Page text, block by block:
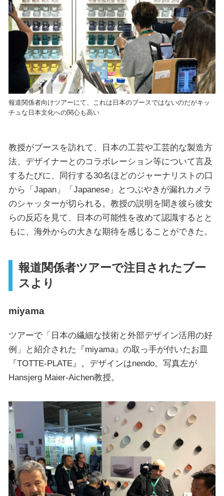
報道関係者向けツアーにて、これは日本のブースではないのだがキッ
チュな日本文化への関心も高い
教授がブースを訪れて、日本の工芸や工芸的な製造方
法、デザイナーとのコラボレーション等について言及
するたびに、同行する30名ほどのジャーナリストの口
から「Japan」「Japanese」とつぶやきが漏れカメラ
のシャッターが切られる。教授の説明を聞き彼ら彼女
らの反応を見て、日本の可能性を改めて認識するとと
もに、海外からの大きな期待を感じることができた。
報道関係者ツアーで注目されたブー
スより
miyama
ツアーで「日本の繊細な技術と外部デザイン活用の好
例」と紹介された『miyama』の取っ手が付いたお皿
『TOTTE-PLATE』。デザインはnendo。写真左が
Hansjerg Maier-Aichen教授。